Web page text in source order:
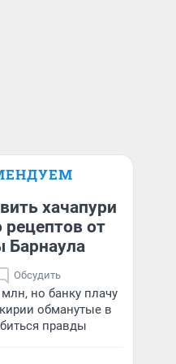
хачапури
рецептов от
Барнаула
Обсудить
но банку плачу
обманутые в
правды